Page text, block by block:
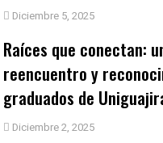
Diciembre 5, 2025
Raíces que conectan:
reencuentro y
graduados de
Diciembre 2, 2025